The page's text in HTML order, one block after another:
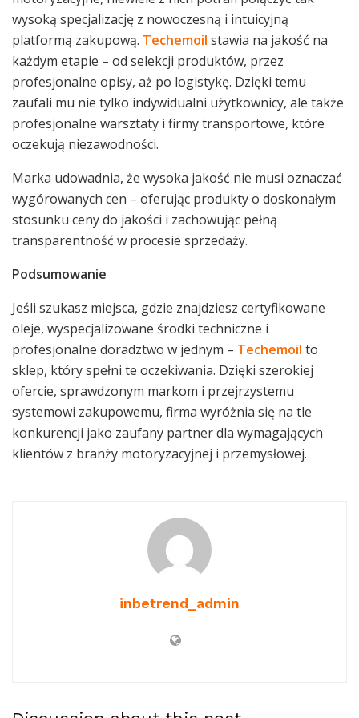
wysoką specjalizację z nowoczesną i intuicyjną
platformą zakupową. Techemoil stawia na jakość na
każdym etapie – od selekcji produktów, przez
profesjonalne opisy, aż po logistykę. Dzięki temu
zaufali mu nie tylko indywidualni użytkownicy, ale także
profesjonalne warsztaty i firmy transportowe, które
oczekują niezawodności.
Marka udowadnia, że wysoka jakość nie musi oznaczać
wygórowanych cen – oferując produkty o doskonałym
stosunku ceny do jakości i zachowując pełną
transparentność w procesie sprzedaży.
Podsumowanie
Jeśli szukasz miejsca, gdzie znajdziesz certyfikowane
oleje, wyspecjalizowane środki techniczne i
profesjonalne doradztwo w jednym – Techemoil to
sklep, który spełni te oczekiwania. Dzięki szerokiej
ofercie, sprawdzonym markom i przejrzystemu
systemowi zakupowemu, firma wyróżnia się na tle
konkurencji jako zaufany partner dla wymagających
klientów z branży motoryzacyjnej i przemysłowej.
inbetrend_admin